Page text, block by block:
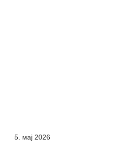
5. мај 2026